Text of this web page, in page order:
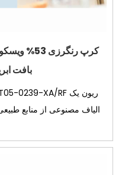
بافت
الیاف مصنوعی از منابع